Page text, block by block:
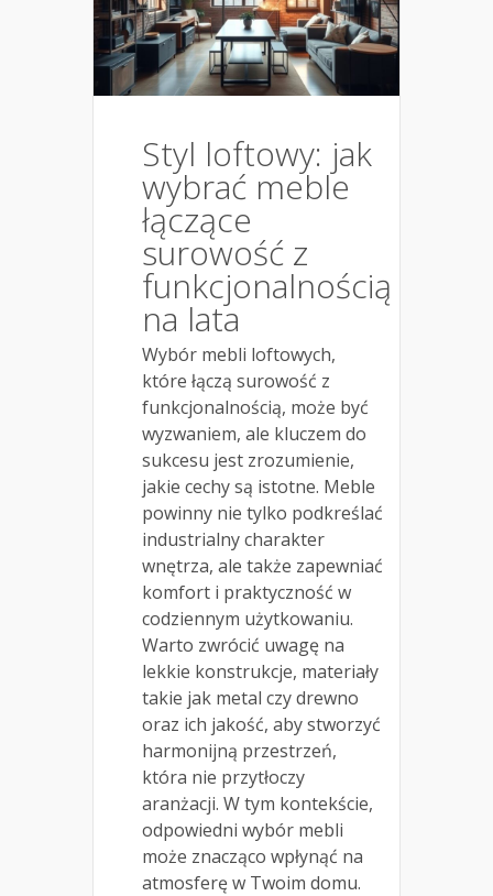
Styl loftowy: jak
wybrać meble
łączące
surowość z
funkcjonalnością
na lata
Wybór mebli loftowych,
które łączą surowość z
funkcjonalnością, może być
wyzwaniem, ale kluczem do
sukcesu jest zrozumienie,
jakie cechy są istotne. Meble
powinny nie tylko podkreślać
industrialny charakter
wnętrza, ale także zapewniać
komfort i praktyczność w
codziennym użytkowaniu.
Warto zwrócić uwagę na
lekkie konstrukcje, materiały
takie jak metal czy drewno
oraz ich jakość, aby stworzyć
harmonijną przestrzeń,
która nie przytłoczy
aranżacji. W tym kontekście,
odpowiedni wybór mebli
może znacząco wpłynąć na
atmosferę w Twoim domu.